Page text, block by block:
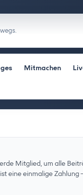
Mitmachen
Mitglied, um alle
eine einmalige Zahlung